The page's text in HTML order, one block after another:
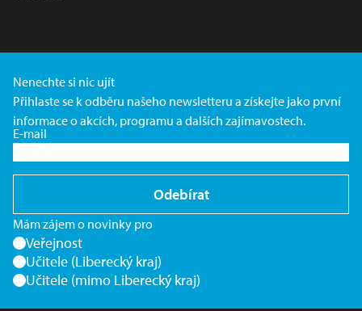
Nenechte si nic ujít
Přihlaste se k odběru našeho newsletteru a získejte jako první
informace o akcích, programu a dalších zajímavostech.
E-mail
Odebírat
Mám zájem o novinky pro
Veřejnost
Učitele (Liberecký kraj)
Učitele (mimo Liberecký kraj)